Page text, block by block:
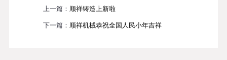
上一篇：顺祥铸造上新啦
下一篇：顺祥机械恭祝全国人民小年吉祥